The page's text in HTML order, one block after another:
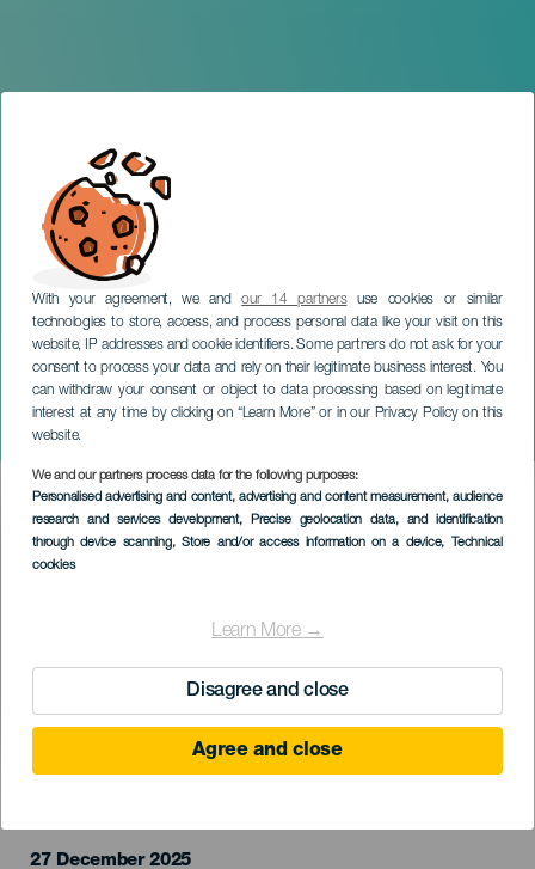
With your agreement, we andour 14 partnersuse cookies or similar
technologies to store, access, and process personal data like your visit on this
website, IP addresses and cookie identifiers. Some partners do not ask for your
consent to process your data and rely on their legitimate business interest. You
can withdraw your consent or object to data processing based on legitimate
interest at any time by clicking on “Learn More” or in our Privacy Policy on this
website.
We and our partners process data for the following purposes:
Personalised advertising and content, advertising and content measurement, audience
research and services development, Precise geolocation data, and identification
through device scanning, Store and/or access information on a device, Technical
cookies
Learn More →
Disagree and close
Agree and close
Septeto Santiaguero: Y
Sigo Pa'lante Tour
TENERIFE
Imagen
Listado
27 December 2025